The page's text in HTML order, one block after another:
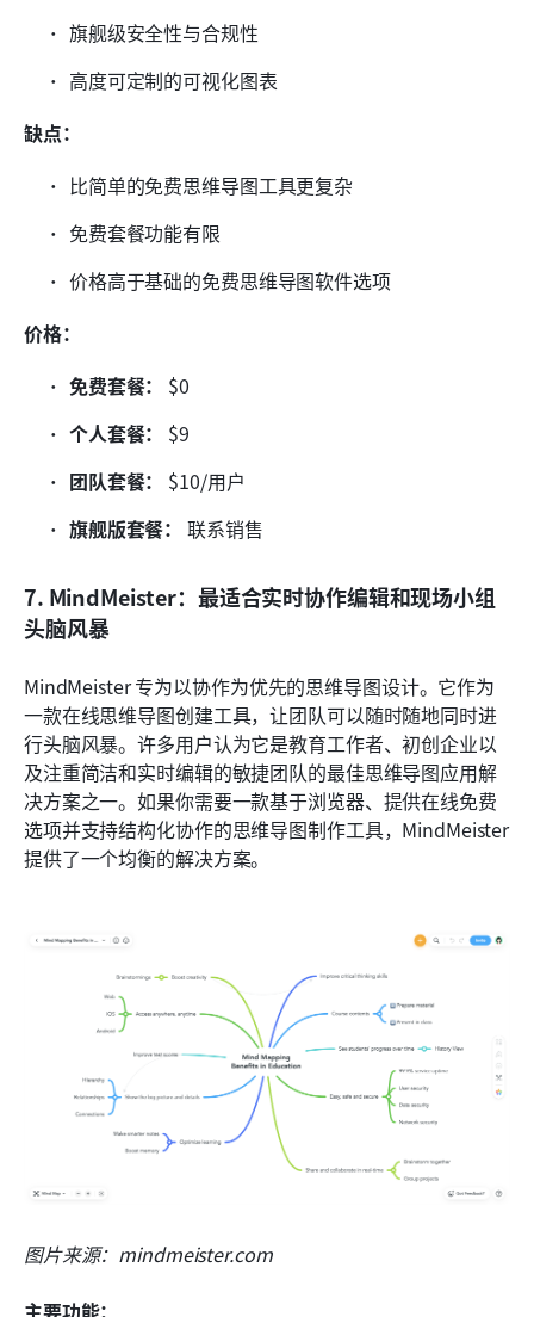
旗舰级安全性与合规性
高度可定制的可视化图表
缺点：
比简单的免费思维导图工具更复杂
免费套餐功能有限
价格高于基础的免费思维导图软件选项
价格：
免费套餐：
$0
个人套餐：
$9
团队套餐：
$10/用户
旗舰版套餐： 联系销售
7. MindMeister：最适合实时协作编辑和现场小组
头脑风暴
MindMeister 专为以协作为优先的思维导图设计。它作为
一款在线思维导图创建工具，让团队可以随时随地同时进
行头脑风暴。许多用户认为它是教育工作者、初创企业以
及注重简洁和实时编辑的敏捷团队的最佳思维导图应用解
决方案之一。如果你需要一款基于浏览器、提供在线免费
选项并支持结构化协作的思维导图制作工具，MindMeister
提供了一个均衡的解决方案。
图片来源：mindmeister.com
主要功能：